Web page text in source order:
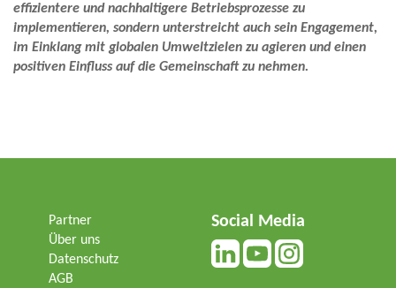
effizientere und nachhaltigere Betriebsprozesse zu
implementieren, sondern unterstreicht auch sein Engagement,
im Einklang mit globalen Umweltzielen zu agieren und einen
positiven Einfluss auf die Gemeinschaft zu nehmen.
Partner
Über uns
Datenschutz
AGB
Social Media